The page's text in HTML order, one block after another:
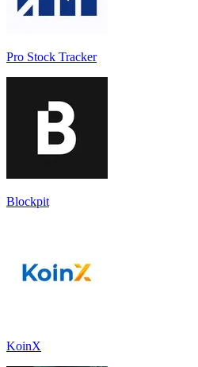
Pro Stock Tracker
Blockpit
KoinX